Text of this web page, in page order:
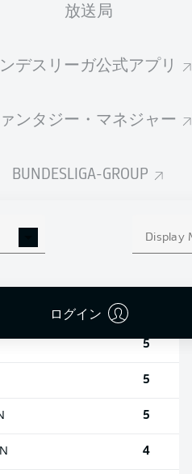
放送局
デスリーガ公式アプリ
ンタジー・マネジャー
BUNDESLIGA-GROUP
Display
ログイン
8
6
6
5
5
5
4